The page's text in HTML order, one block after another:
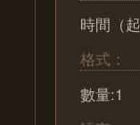
時間（
格式：
數量:1